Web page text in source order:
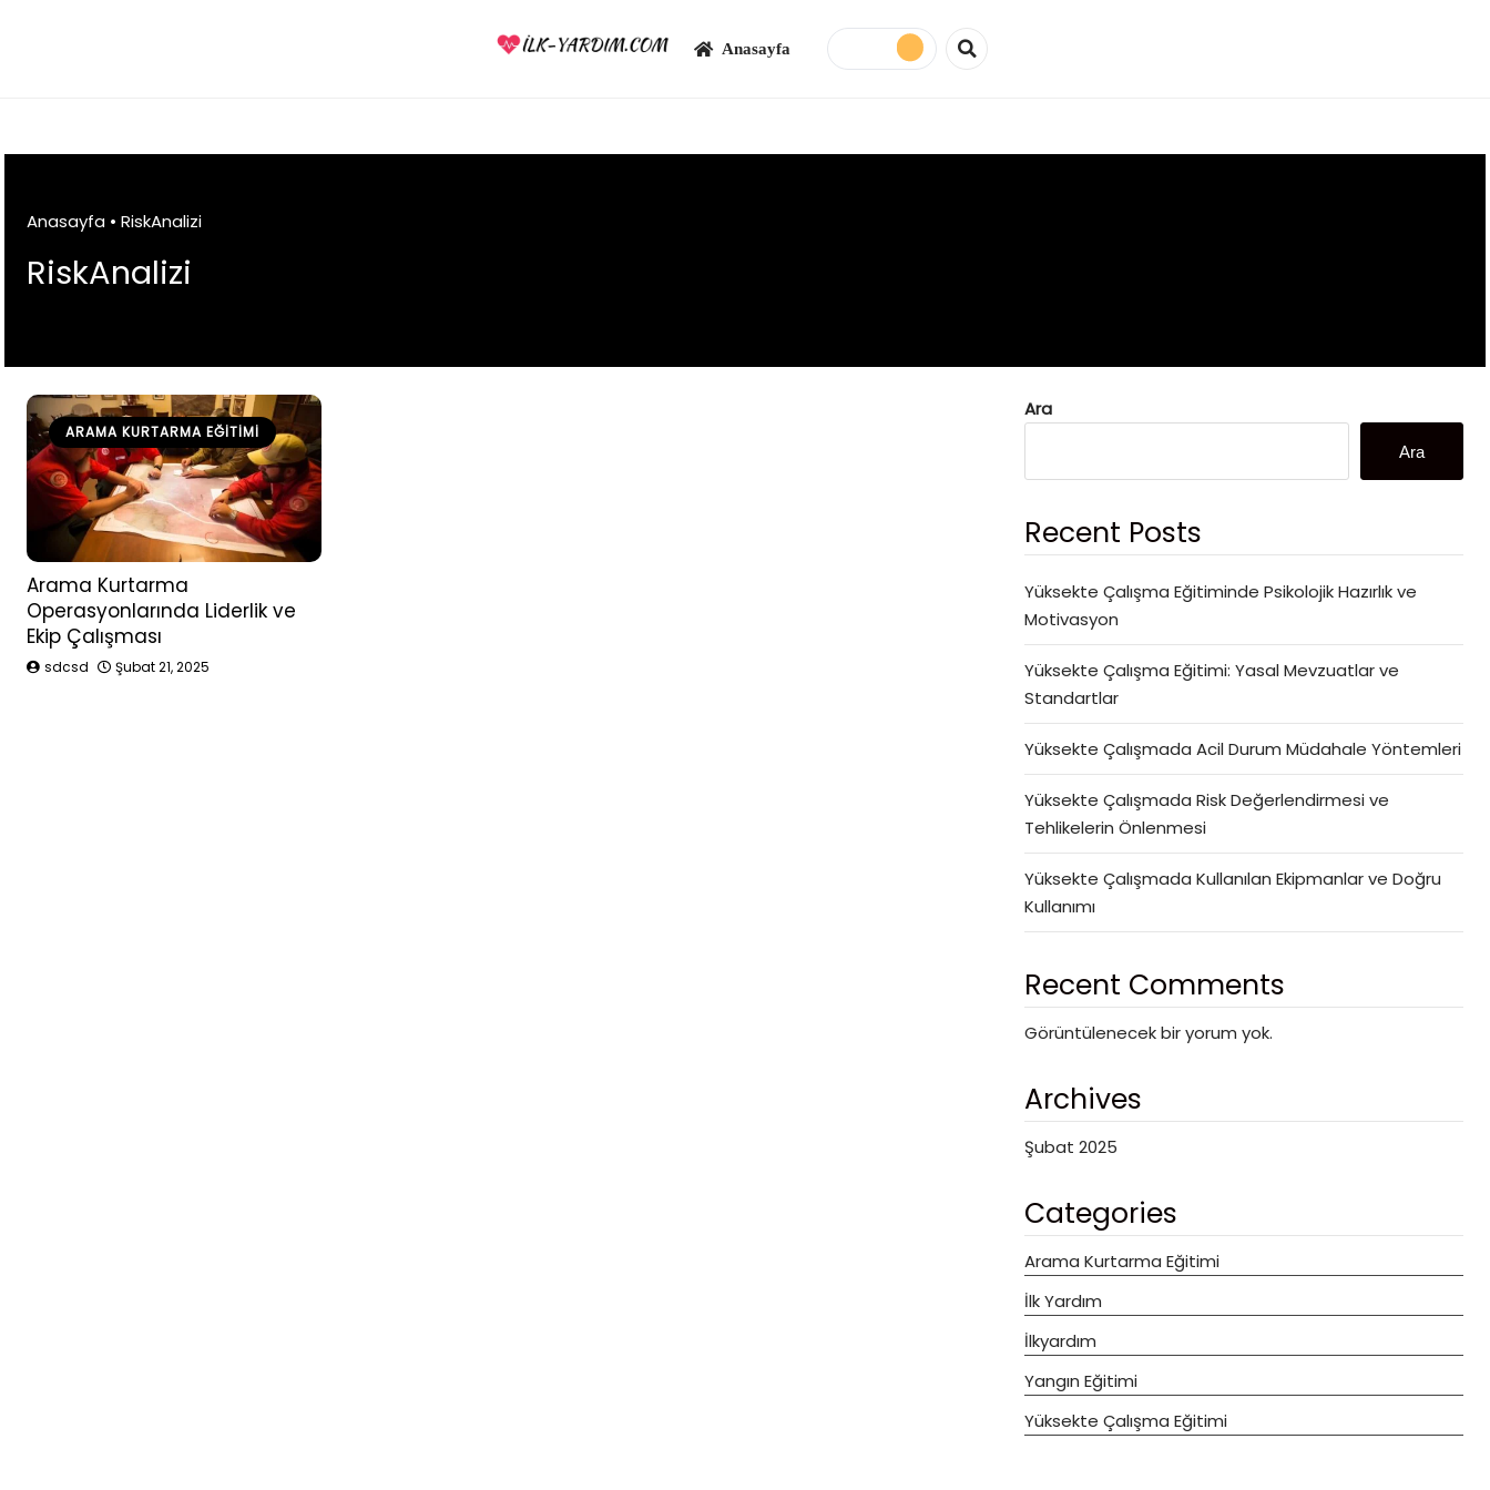
Anasayfa
Anasayfa • RiskAnalizi
RiskAnalizi
ARAMA KURTARMA EĞITIMI
Arama Kurtarma
Operasyonlarında Liderlik ve
Ekip Çalışması
sdcsd Şubat 21, 2025
Ara
Ara
Recent Posts
Yüksekte Çalışma Eğitiminde Psikolojik Hazırlık ve
Motivasyon
Yüksekte Çalışma Eğitimi: Yasal Mevzuatlar ve
Standartlar
Yüksekte Çalışmada Acil Durum Müdahale Yöntemleri
Yüksekte Çalışmada Risk Değerlendirmesi ve
Tehlikelerin Önlenmesi
Yüksekte Çalışmada Kullanılan Ekipmanlar ve Doğru
Kullanımı
Recent Comments
Görüntülenecek bir yorum yok.
Archives
Şubat 2025
Categories
Arama Kurtarma Eğitimi
İlk Yardım
İlkyardım
Yangın Eğitimi
Yüksekte Çalışma Eğitimi